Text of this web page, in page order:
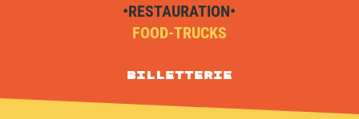
•RESTAURATION•
FOOD-TRUCKS
Billetterie